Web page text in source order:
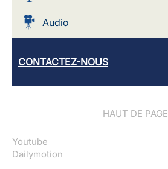
Audio
CONTACTEZ-NOUS
HAUT DE PAGE
Youtube
Dailymotion